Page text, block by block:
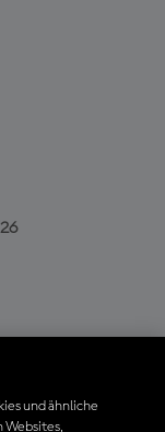
und ähnliche
Websites,